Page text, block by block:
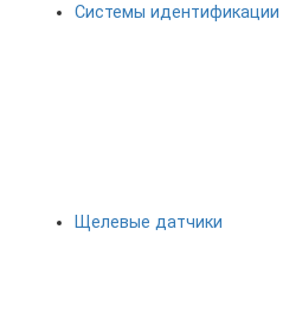
Системы идентификации
Щелевые датчики